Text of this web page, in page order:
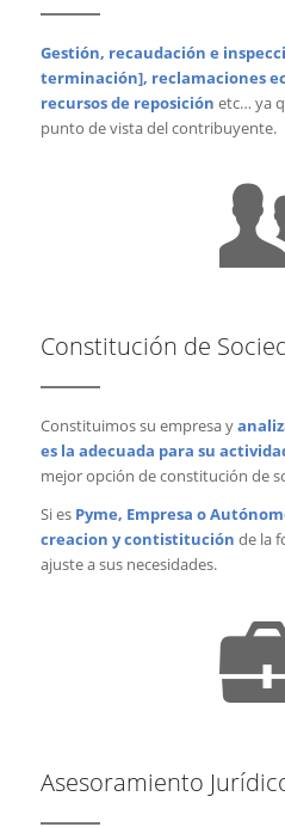
Gestión, recaudación e
terminación], reclamaciones
recursos de reposición etc… ya
punto de vista del contribuyente.
Constitución de
Constituimos su empresa y
es la adecuada para su
mejor opción de constitución de
Si es Pyme, Empresa o
creacion y contistitución de la
ajuste a sus necesidades.
Asesoramiento